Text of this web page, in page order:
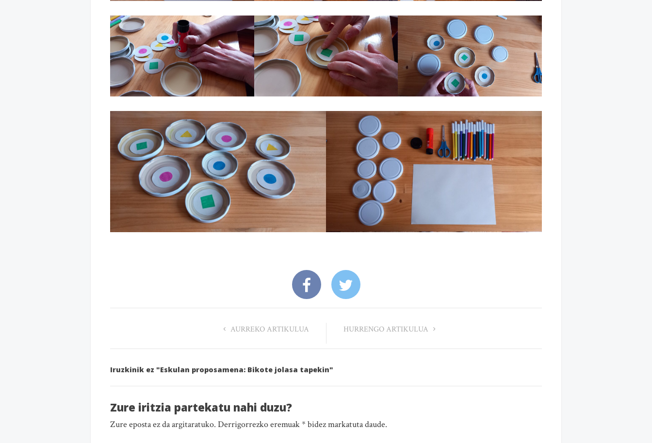
AURREKO ARTIKULUA HURRENGO ARTIKULUA
Iruzkinik ez "Eskulan proposamena: Bikote jolasa tapekin"
Zure iritzia partekatu nahi duzu?
Zure eposta ez da argitaratuko. Derrigorrezko eremuak * bidez markatuta daude.